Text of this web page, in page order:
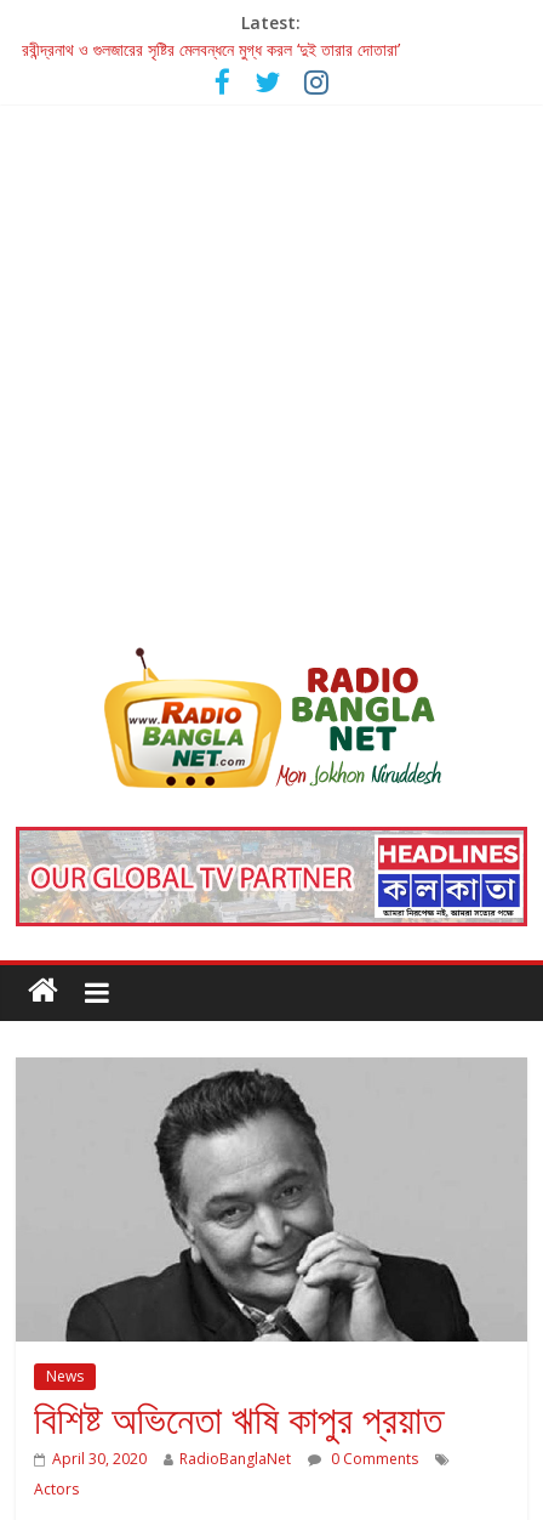
Latest:
হাওয়া বদলের টলিউডে ‘তুমি এলে তাই’
রবীন্দ্রনাথ ও গুলজারের সৃষ্টির মেলবন্ধনে মুগ্ধ করল ‘দুই তারার দোতারা’
কলের গান থেকে রীলস্ — বাঙালির গান শোনার বিবর্তনের গল্প
News
বিশিষ্ট অভিনেতা ঋষি কাপুর প্রয়াত
April 30, 2020 RadioBanglaNet
0 Comments
Actors